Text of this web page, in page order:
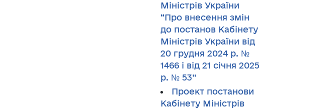
Міністрів України
“Про внесення змін
до постанов Кабінету
Міністрів України від
20 грудня 2024 р. №
1466 і від 21 січня 2025
р. № 53”
Проект постанови
Кабінету Міністрів